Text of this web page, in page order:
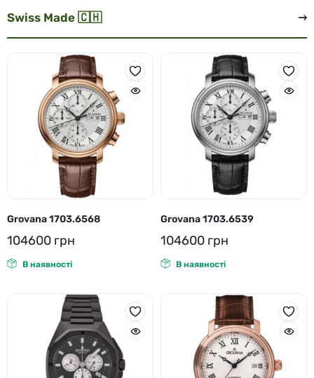
Swiss Made 🇨🇭
Grovana 1703.6568
104600 грн
В наявності
Grovana 1703.6539
104600 грн
В наявності